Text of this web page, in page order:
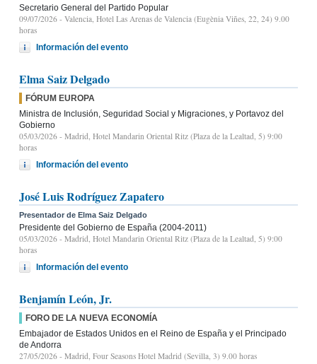
Secretario General del Partido Popular
09/07/2026 - Valencia, Hotel Las Arenas de Valencia (Eugènia Viñes, 22, 24) 9.00
horas
Información del evento
Elma Saiz Delgado
FÓRUM EUROPA
Ministra de Inclusión, Seguridad Social y Migraciones, y Portavoz del
Gobierno
05/03/2026 - Madrid, Hotel Mandarin Oriental Ritz (Plaza de la Lealtad, 5) 9:00
horas
Información del evento
José Luis Rodríguez Zapatero
Presentador de Elma Saiz Delgado
Presidente del Gobierno de España (2004-2011)
05/03/2026 - Madrid, Hotel Mandarin Oriental Ritz (Plaza de la Lealtad, 5) 9:00
horas
Información del evento
Benjamín León, Jr.
FORO DE LA NUEVA ECONOMÍA
Embajador de Estados Unidos en el Reino de España y el Principado
de Andorra
27/05/2026 - Madrid, Four Seasons Hotel Madrid (Sevilla, 3) 9.00 horas